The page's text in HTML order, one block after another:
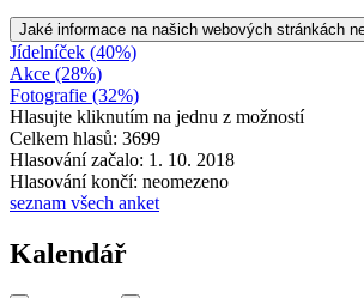
Jaké informace na našich webových stránkách
Jídelníček (40%)
Akce (28%)
Fotografie (32%)
Hlasujte kliknutím na jednu z možností
Celkem hlasů: 3699
Hlasování začalo: 1. 10. 2018
Hlasování končí: neomezeno
seznam všech anket
Kalendář